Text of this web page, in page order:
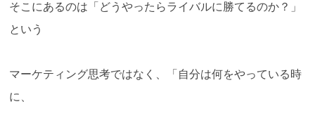
そこにあるのは「どうやったらライバルに勝てるのか？」
という
マーケティング思考ではなく、「自分は何をやっている時
に、